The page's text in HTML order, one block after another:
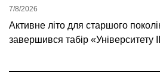
Активне літо для старшого
завершився табір «Університету
7/8/2026